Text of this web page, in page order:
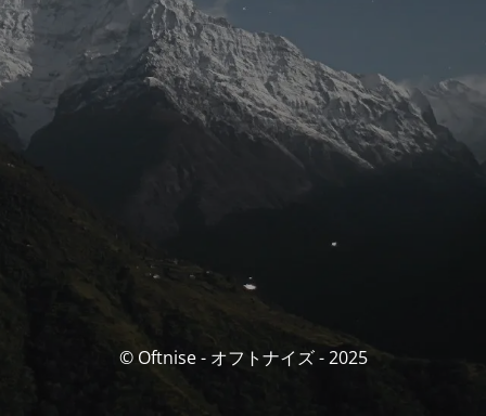
© Oftnise - オフトナイズ - 2025